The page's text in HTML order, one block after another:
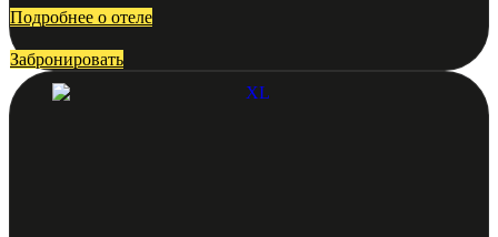
Подробнее о отеле
Забронировать